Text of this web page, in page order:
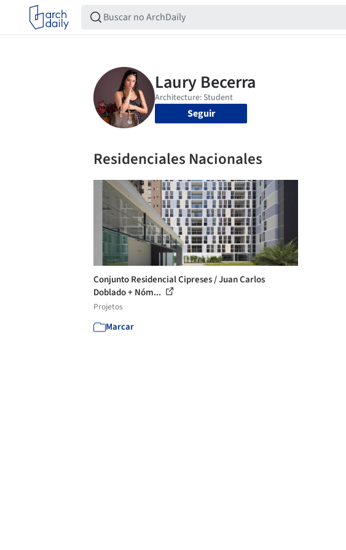
Seguir
Residenciales Nacionales
Conjunto Residencial Cipreses / Juan Carlos
Doblado + Nóm...
Projetos
Marcar